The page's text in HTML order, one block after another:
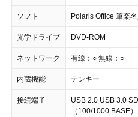
ソフト Polaris Office 筆楽名
光学ドライブ DVD-ROM
ネットワーク 有線：○ 無線：○
内蔵機能 テンキー
接続端子
USB 2.0 USB 3.0
（100/1000 BASE